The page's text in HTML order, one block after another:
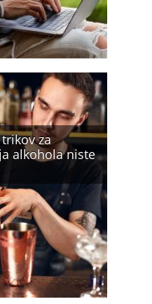
za
alkohola niste